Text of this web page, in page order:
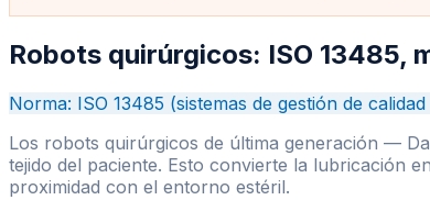
Robots quirúrgicos: ISO 13485,
Norma: ISO 13485 (sistemas de gestión de
Los robots quirúrgicos de última generación —
tejido del paciente. Esto convierte la lubricación
proximidad con el entorno estéril.